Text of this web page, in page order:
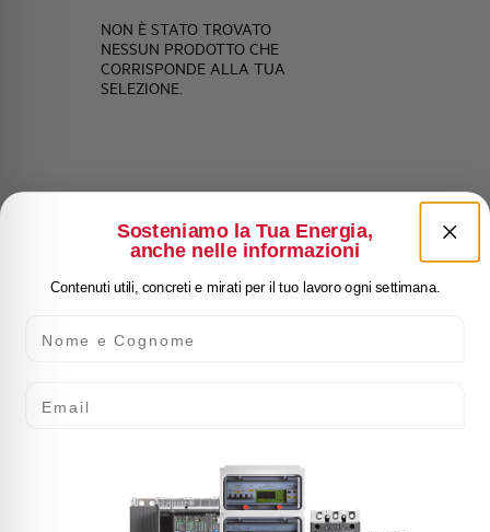
NON È STATO TROVATO
NESSUN PRODOTTO CHE
CORRISPONDE ALLA TUA
SELEZIONE.
Sosteniamo la Tua Energia,
anche nelle informazioni
Contenuti utili, concreti e mirati per il tuo lavoro ogni settimana.